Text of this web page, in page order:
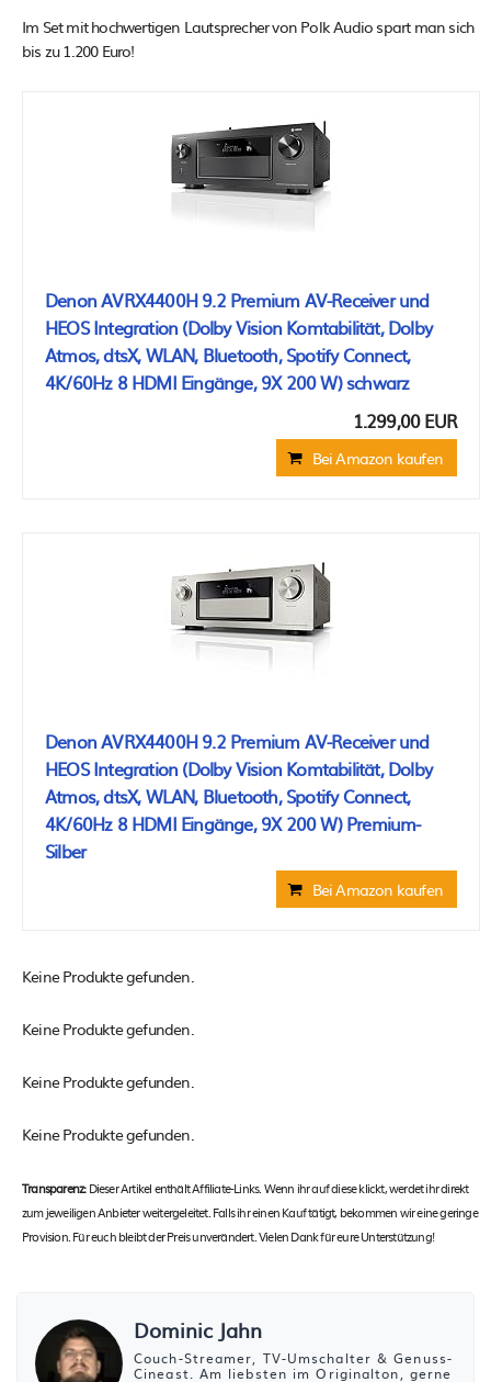
Im Set mit hochwertigen Lautsprecher von Polk Audio spart man sich
bis zu 1.200 Euro!
Denon AVRX4400H 9.2 Premium AV-Receiver und
HEOS Integration (Dolby Vision Komtabilität, Dolby
Atmos, dtsX, WLAN, Bluetooth, Spotify Connect,
4K/60Hz 8 HDMI Eingänge, 9X 200 W) schwarz
1.299,00 EUR
Bei Amazon kaufen
Denon AVRX4400H 9.2 Premium AV-Receiver und
HEOS Integration (Dolby Vision Komtabilität, Dolby
Atmos, dtsX, WLAN, Bluetooth, Spotify Connect,
4K/60Hz 8 HDMI Eingänge, 9X 200 W) Premium-
Silber
Bei Amazon kaufen
Keine Produkte gefunden.
Keine Produkte gefunden.
Keine Produkte gefunden.
Keine Produkte gefunden.
Transparenz:Dieser Artikel enthält Affiliate-Links. Wenn ihr auf diese klickt, werdet ihr direkt
zum jeweiligen Anbieter weitergeleitet. Falls ihr einen Kauf tätigt, bekommen wir eine geringe
Provision. Für euch bleibt der Preis unverändert. Vielen Dank für eure Unterstützung!
Dominic Jahn
Couch-Streamer, TV-Umschalter & Genuss-
Cineast. Am liebsten im Originalton, gerne